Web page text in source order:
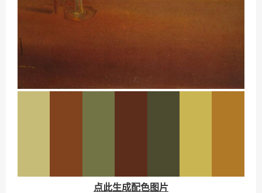
点此生成配色图片